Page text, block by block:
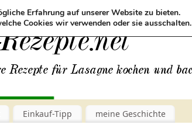
Einkauf-Tipp meine Geschichte
Erfahrung auf unserer Website zu bieten.
Cookies wir verwenden oder sie ausschalten.